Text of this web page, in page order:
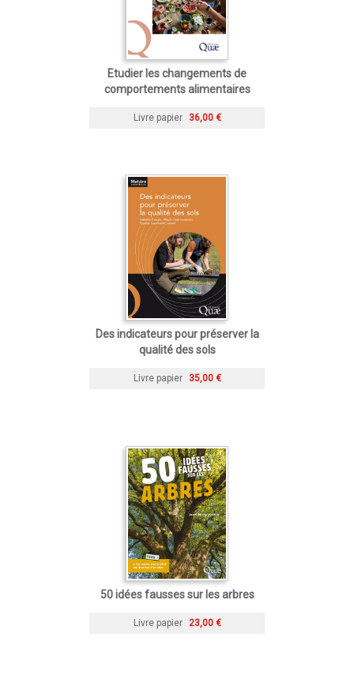
Etudier les changements de
comportements alimentaires
Livre papier 36,00 €
Des indicateurs pour préserver la
qualité des sols
Livre papier 35,00 €
50 idées fausses sur les arbres
Livre papier 23,00 €